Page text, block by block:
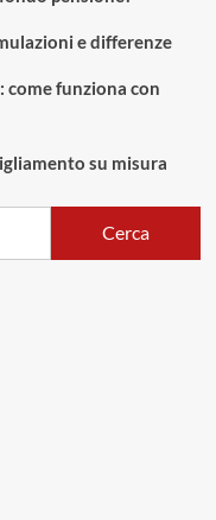
e differenze
come funziona con
su misura